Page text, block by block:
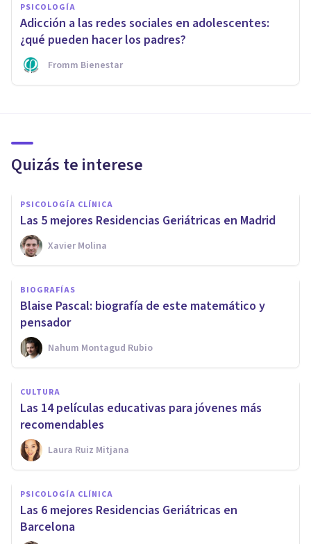
PSICOLOGÍA
Adicción a las redes sociales en adolescentes:
¿qué pueden hacer los padres?
Fromm Bienestar
Quizás te interese
PSICOLOGÍA CLÍNICA
Las 5 mejores Residencias Geriátricas en Madrid
Xavier Molina
BIOGRAFÍAS
Blaise Pascal: biografía de este matemático y
pensador
Nahum Montagud Rubio
CULTURA
Las 14 películas educativas para jóvenes más
recomendables
Laura Ruiz Mitjana
PSICOLOGÍA CLÍNICA
Las 6 mejores Residencias Geriátricas en
Barcelona